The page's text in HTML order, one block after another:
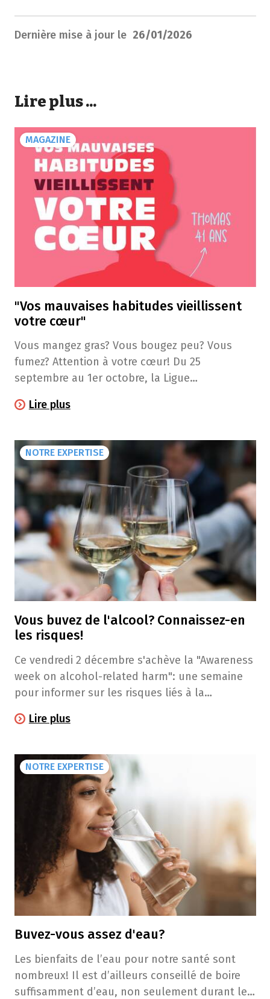
Dernière mise à jour le 26/01/2026
Lire plus ...
MAGAZINE
"Vos mauvaises habitudes vieillissent
votre cœur"
Vous mangez gras? Vous bougez peu? Vous
fumez? Attention à votre cœur! Du 25
septembre au 1er octobre, la Ligue
cœur". L'occasion de rappeler que vos
santé. Et si vous calculiez l'âge de votre cœur?
Lire plus
NOTRE EXPERTISE
Vous buvez de l'alcool? Connaissez-en
les risques!
Ce vendredi 2 décembre s'achève la "Awareness
week on alcohol-related harm": une semaine
pour informer sur les risques liés à la
méconnus et souvent sous-estimés.
Lire plus
NOTRE EXPERTISE
Buvez-vous assez d'eau?
Les bienfaits de l’eau pour notre santé sont
nombreux! Il est d’ailleurs conseillé de boire
suffisamment d’eau, non seulement durant les